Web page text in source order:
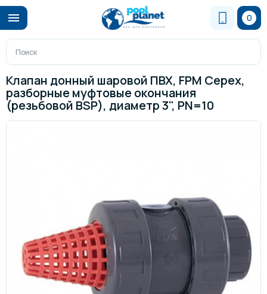
0
Клапан донный шаровой ПВХ, FPM Cepex,
разборные муфтовые окончания
(резьбовой BSP), диаметр 3", PN=10